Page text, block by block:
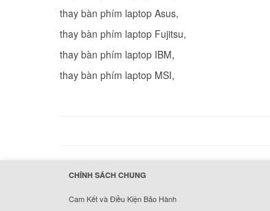
thay bàn phím laptop Asus,
thay bàn phím laptop Fujitsu,
thay bàn phím laptop IBM
thay bàn phím laptop MSI,
CHÍNH SÁCH CHUNG
Cam Kết và Điều Kiện Bảo Hành